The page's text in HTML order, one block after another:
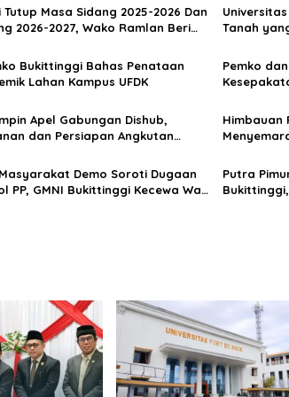
Tutup Masa Sidang 2025-2026 Dan
2026-2027, Wako Ramlan Beri
Tanah
Bukittinggi Bahas Penataan
Lahan Kampus UFDK
Pemko
Apel Gabungan Dishub,
dan Persiapan Angkutan
Himbauan
Demo Soroti Dugaan
PP, GMNI Bukittinggi Kecewa Wali
Putra